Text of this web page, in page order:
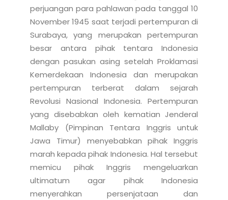
perjuangan para pahlawan pada tanggal 10
November 1945 saat terjadi pertempuran di
Surabaya, yang merupakan pertempuran
besar antara pihak tentara Indonesia
dengan pasukan asing setelah Proklamasi
Kemerdekaan Indonesia dan merupakan
pertempuran terberat dalam sejarah
Revolusi Nasional Indonesia. Pertempuran
yang disebabkan oleh kematian Jenderal
Mallaby (Pimpinan Tentara Inggris untuk
Jawa Timur) menyebabkan pihak Inggris
marah kepada pihak Indonesia. Hal tersebut
memicu pihak Inggris mengeluarkan
ultimatum agar pihak Indonesia
menyerahkan persenjataan dan